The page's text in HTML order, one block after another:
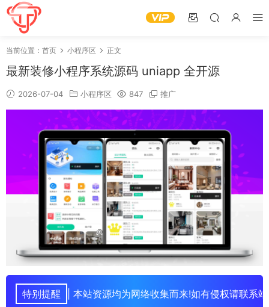
当前位置： 首页 小程序区 正文
最新装修小程序系统源码 uniapp 全开源
2026-07-04 小程序区 847 推广
特别提醒 | 本站资源均为网络收集而来!如有侵权请联系